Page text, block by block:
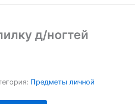
д/ногтей
Предметы личной